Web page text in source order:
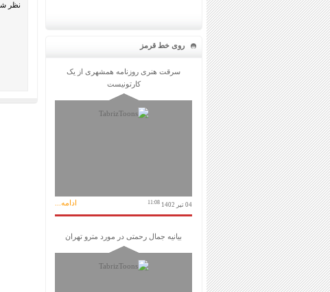
روی خط قرمز
سرقت هنری روزنامه همشهری از یک
کارتونیست
04 تیر 1402 11:08 ادامه...
بیانیه جمال رحمتی در مورد مترو تهران
نظر